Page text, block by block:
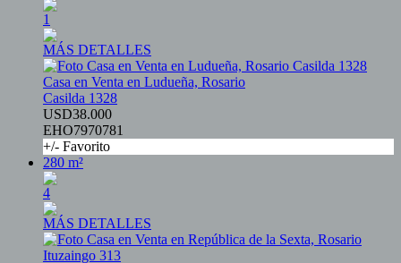
1
MÁS DETALLES
Casa en Venta en Ludueña, Rosario
Casilda 1328
USD38.000
EHO7970781
+/- Favorito
280 m²
4
MÁS DETALLES